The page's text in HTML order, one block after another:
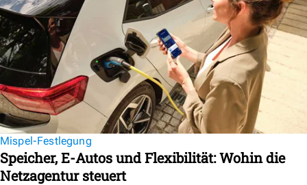
Mispel-Festlegung
Speicher, E-Autos und Flexibilität: Wohin die
Netzagentur steuert